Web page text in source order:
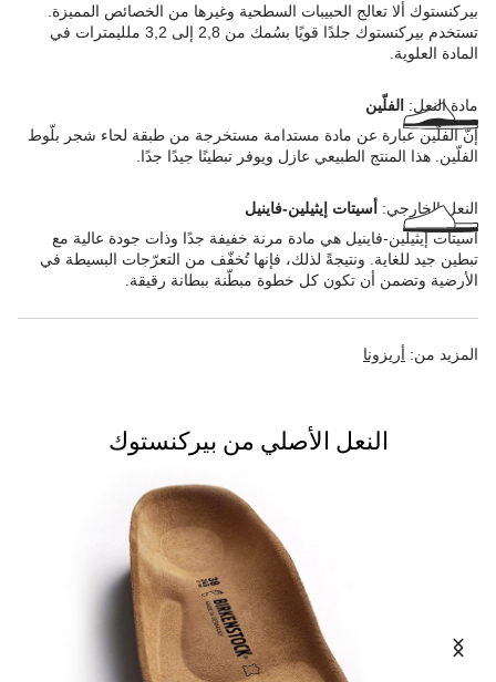
بيركنستوك ألا تعالج الحبيبات السطحية وغيرها من الخصائص المميزة.
تستخدم بيركنستوك جلدًا قويًا بسُمك من 2,8 إلى 3,2 ملليمترات في
المادة العلوية.
مادة النعل: الفلّين
إنّ الفلّين عبارة عن مادة مستدامة مستخرجة من طبقة لحاء شجر بلّوط
الفلّين. هذا المنتج الطبيعي عازل ويوفر تبطينًا جيدًا جدًا.
النعل الخارجي: أسيتات إيثيلين-فاينيل
أسيتات إيثيلين-فاينيل هي مادة مرنة خفيفة جدًا وذات جودة عالية مع
تبطين جيد للغاية. ونتيجةً لذلك، فإنها تُخفّف من التعرّجات البسيطة في
الأرضية وتضمن أن تكون كل خطوة مبطّنة ببطانة رقيقة.
المزيد من: أريزونا
النعل الأصلي من بيركنستوك